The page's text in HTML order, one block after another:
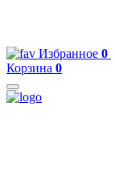
Избранное 0
Корзина 0